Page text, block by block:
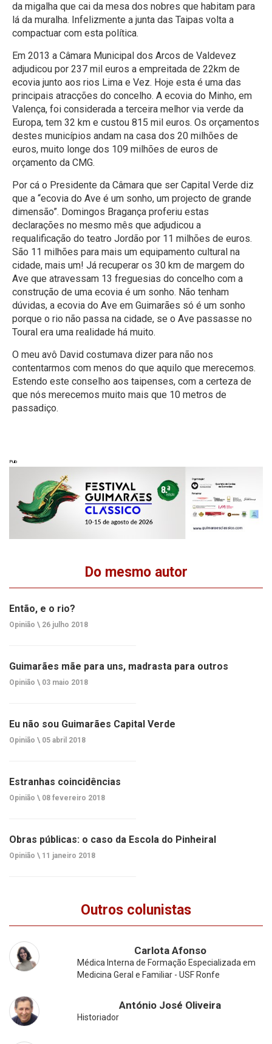
da migalha que cai da mesa dos nobres que habitam para
lá da muralha. Infelizmente a junta das Taipas volta a
compactuar com esta política.
Em 2013 a Câmara Municipal dos Arcos de Valdevez
adjudicou por 237 mil euros a empreitada de 22km de
ecovia junto aos rios Lima e Vez. Hoje esta é uma das
principais atracções do concelho. A ecovia do Minho, em
Valença, foi considerada a terceira melhor via verde da
Europa, tem 32 km e custou 815 mil euros. Os orçamentos
destes municípios andam na casa dos 20 milhões de
euros, muito longe dos 109 milhões de euros de
orçamento da CMG.
Por cá o Presidente da Câmara que ser Capital Verde diz
que a “ecovia do Ave é um sonho, um projecto de grande
dimensão”. Domingos Bragança proferiu estas
declarações no mesmo mês que adjudicou a
requalificação do teatro Jordão por 11 milhões de euros.
São 11 milhões para mais um equipamento cultural na
cidade, mais um! Já recuperar os 30 km de margem do
Ave que atravessam 13 freguesias do concelho com a
construção de uma ecovia é um sonho. Não tenham
dúvidas, a ecovia do Ave em Guimarães só é um sonho
porque o rio não passa na cidade, se o Ave passasse no
Toural era uma realidade há muito.
O meu avô David costumava dizer para não nos
contentarmos com menos do que aquilo que merecemos.
Estendo este conselho aos taipenses, com a certeza de
que nós merecemos muito mais que 10 metros de
passadiço.
Pub
Do mesmo autor
Então, e o rio?
Opinião \ 26 julho 2018
Guimarães mãe para uns, madrasta para outros
Opinião \ 03 maio 2018
Eu não sou Guimarães Capital Verde
Opinião \ 05 abril 2018
Estranhas coincidências
Opinião \ 08 fevereiro 2018
Obras públicas: o caso da Escola do Pinheiral
Opinião \ 11 janeiro 2018
Outros colunistas
Carlota Afonso
Médica Interna de Formação Especializada em
Medicina Geral e Familiar - USF Ronfe
António José Oliveira
Historiador